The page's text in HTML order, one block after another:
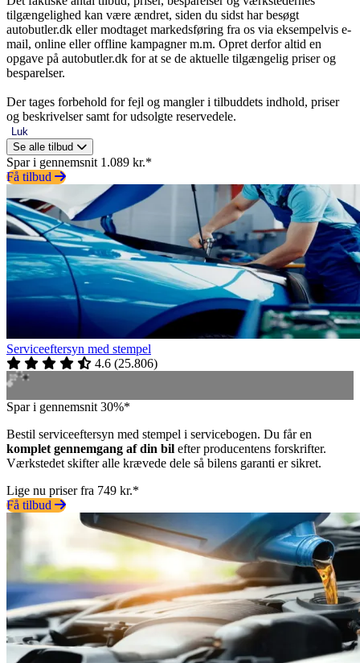
tilgængelighed kan være ændret, siden du sidst har besøgt
autobutler.dk eller modtaget markedsføring fra os via eksempelvis e-
mail, online eller offline kampagner m.m. Opret derfor altid en
opgave på autobutler.dk for at se de aktuelle tilgængelig priser og
besparelser.
Der tages forbehold for fejl og mangler i tilbuddets indhold, priser
og beskrivelser samt for udsolgte reservedele.
Luk
Se alle tilbud
Spar i gennemsnit 1.089 kr.*
Få tilbud
Serviceeftersyn med stempel
4.6 (25.806)
Spar i gennemsnit 30%*
Bestil serviceeftersyn med stempel i servicebogen. Du får en
komplet gennemgang af din bil efter producentens forskrifter.
Værkstedet skifter alle krævede dele så bilens garanti er sikret.
Lige nu priser fra 749 kr.*
Få tilbud